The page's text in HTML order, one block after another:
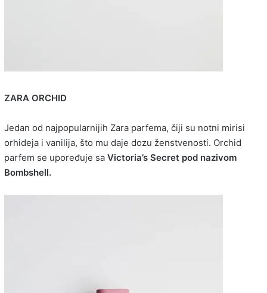
ZARA ORCHID
Jedan od najpopularnijih Zara parfema, čiji su notni mirisi
orhideja i vanilija, što mu daje dozu ženstvenosti. Orchid
parfem se upoređuje sa Victoria’s Secret pod nazivom
Bombshell.